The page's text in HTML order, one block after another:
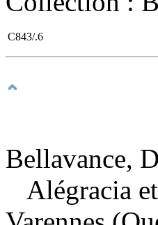
C843/.6
Bellavance,
Alégracia